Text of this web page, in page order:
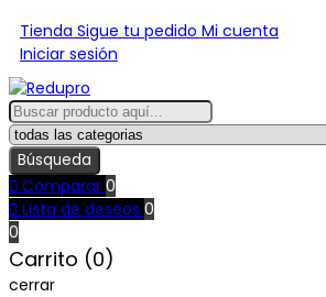
Tienda Sigue tu pedido Mi cuenta
Iniciar sesión
Búsqueda
 Comparar 0
 Lista de deseos 0
0
Carrito (0)
cerrar